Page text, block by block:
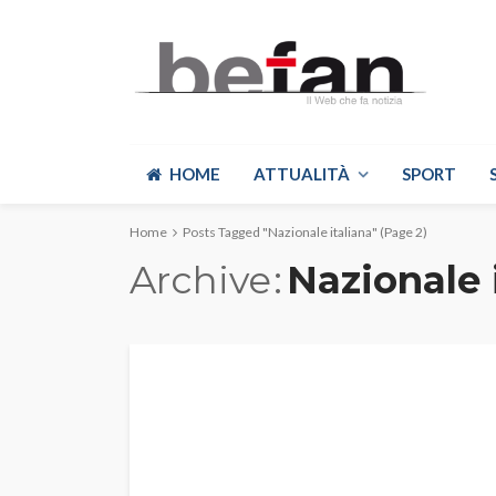
HOME ATTUALITÀ SPORT
Home Posts Tagged "Nazionale italiana" (Page 2)
Archive